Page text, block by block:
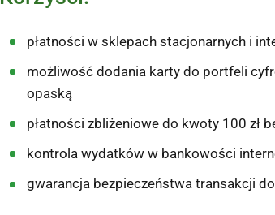
płatności w sklepach stacjonarnych i
możliwość dodania karty do portfeli
opaską
płatności zbliżeniowe do kwoty 100 zł
kontrola wydatków w bankowości
gwarancja bezpieczeństwa transakcji